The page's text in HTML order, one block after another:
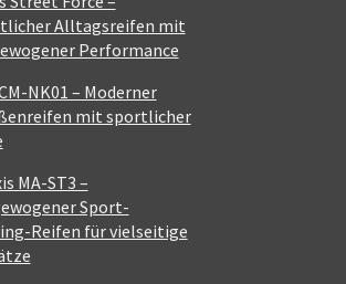
Alltagsreifen mit
Performance
NK01 – Moderner
mit sportlicher
MA-ST3 –
Sport-
Reifen für vielseitige